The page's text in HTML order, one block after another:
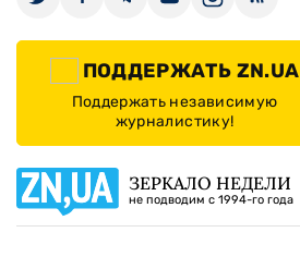
ПОДДЕРЖАТЬ ZN.UA
Поддержать независимую
журналистику!
ЗЕРКАЛО НЕДЕЛИ
не подводим с 1994-го года